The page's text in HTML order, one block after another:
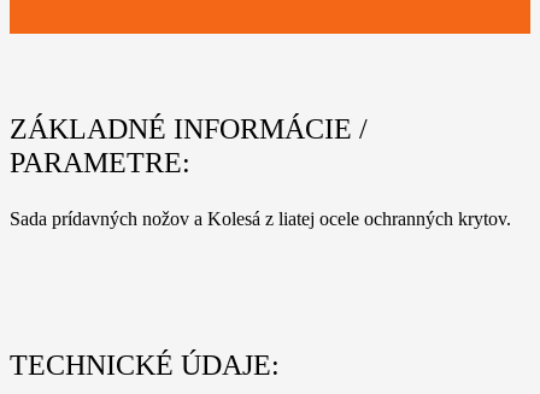
ZÁKLADNÉ INFORMÁCIE /
PARAMETRE:
Sada prídavných nožov a Kolesá z liatej ocele ochranných krytov.
TECHNICKÉ ÚDAJE: